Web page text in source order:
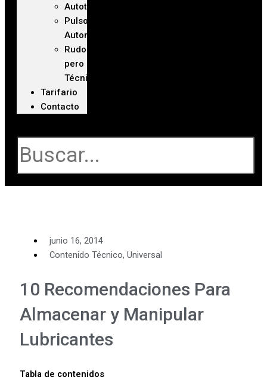
Autoteca
Pulso
Automotriz
Rudo
pero
Técnico
Tarifario
Contacto
junio 16, 2014
Contenido Técnico, Universal
10 Recomendaciones Para
Almacenar y Manipular
Lubricantes
Tabla de contenidos